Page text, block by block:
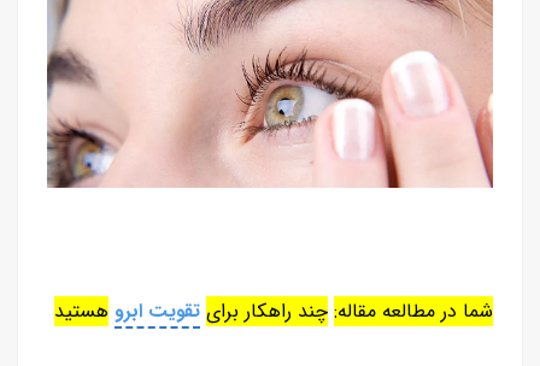
شما در مطالعه مقاله: چند راهکار برای تقویت ابرو هستید